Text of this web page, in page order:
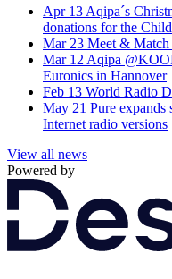
Apr 13 Aqipa´s
donations for the
Mar 23 Meet &
Mar 12 Aqipa
Euronics in Hannover
Feb 13 World Radio
May 21 Pure
Internet radio versions
View all news
Powered by